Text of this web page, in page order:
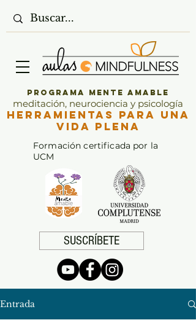
SUSCRÍBETE
Programa Mente Amable
meditación, neurociencia y psicología
Herramientas para una
vida plena
Formación certificada por la
UCM
Entrada